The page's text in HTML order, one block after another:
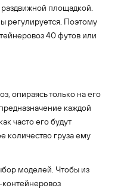
площадкой.
регулируется. Поэтому
40 футов или
опираясь только на его
каждой
часто его будут
количество груза ему
моделей. Чтобы из
контейнеровоз